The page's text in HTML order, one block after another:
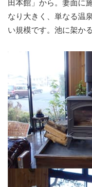
田本館」から。妻面に
なり大きく、単なる温
い規模です。池に架か